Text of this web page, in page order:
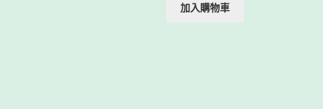
加入購物車